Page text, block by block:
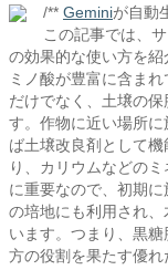
/** Geminiが自動
この記事では、
の効果的な使い方を
ミノ酸が豊富に含ま
だけでなく、土壌の
す。作物に近い場所
ば土壌改良剤として
り、カリウムなどの
に重要なので、初期
の培地にも利用され
います。つまり、黒
方の役割を果たす優れ